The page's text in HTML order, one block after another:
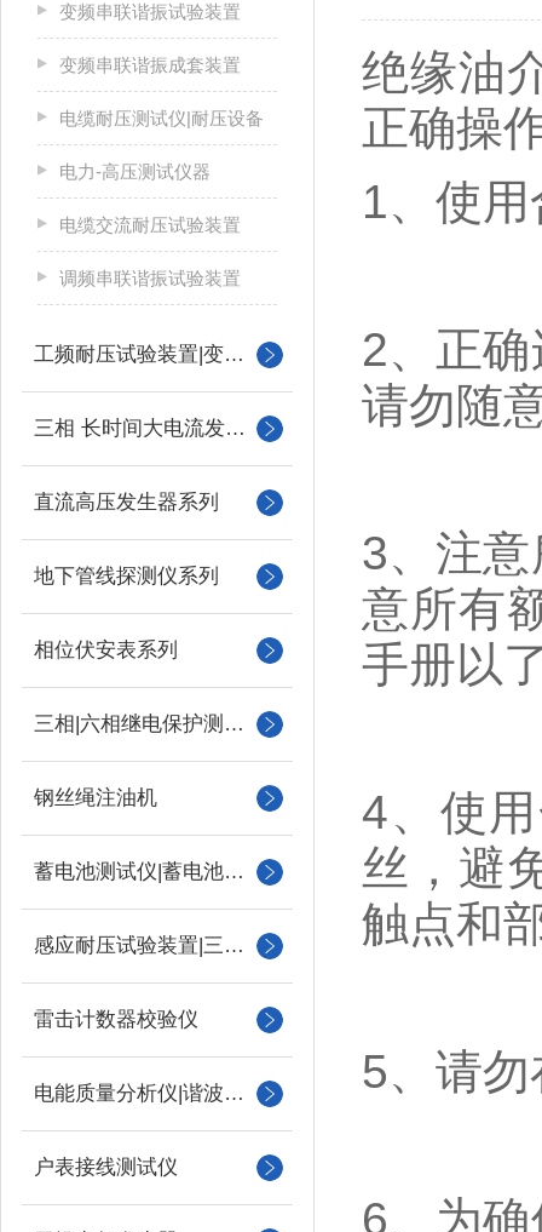
变频串联谐振试验装置
变频串联谐振成套装置
电缆耐压测试仪|耐压设备
电力-高压测试仪器
电缆交流耐压试验装置
调频串联谐振试验装置
工频耐压试验装置|变压器
三相 长时间大电流发生器
直流高压发生器系列
地下管线探测仪系列
相位伏安表系列
三相|六相继电保护测试仪
钢丝绳注油机
蓄电池测试仪|蓄电池充放电测试仪
感应耐压试验装置|三倍频
雷击计数器校验仪
电能质量分析仪|谐波测试
户表接线测试仪
绝缘油
正确操
1、使
2、正
请勿随
3、注
意所有
手册以
4、使
丝，避
触点
5、请
6、为